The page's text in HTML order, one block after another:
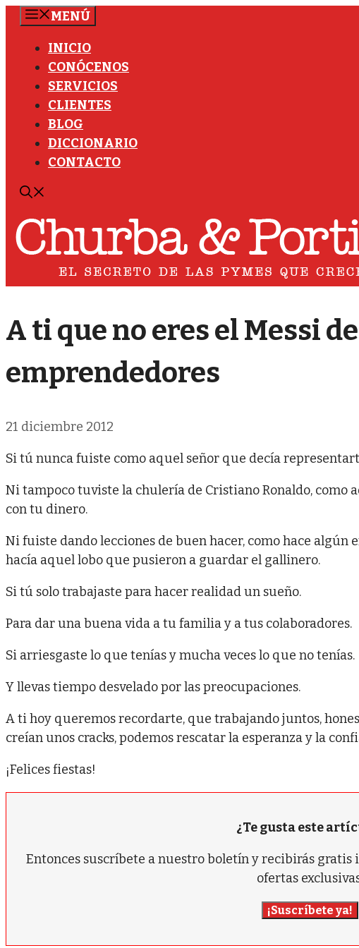
Saltar
contenido
MENÚ
INICIO
CONÓCENOS
SERVICIOS
CLIENTES
BLOG
DICCIONARIO
CONTACTO
A ti que no eres el Messi
emprendedores
21 diciembre 2012
Si tú nunca fuiste como aquel señor que decía
Ni tampoco tuviste la chulería de Cristiano Ronaldo, como
con tu dinero.
Ni fuiste dando lecciones de buen hacer, como hace
hacía aquel lobo que pusieron a guardar el gallinero.
Si tú solo trabajaste para hacer realidad un sueño.
Para dar una buena vida a tu familia y a tus colaboradores.
Si arriesgaste lo que tenías y mucha veces lo que no tenías.
Y llevas tiempo desvelado por las preocupaciones.
A ti hoy queremos recordarte, que trabajando juntos,
creían unos cracks, podemos rescatar la esperanza y la
¡Felices fiestas!
¿Te gusta este
Entonces suscríbete a nuestro boletín y recibirás
ofertas
¡Suscríbete ya!